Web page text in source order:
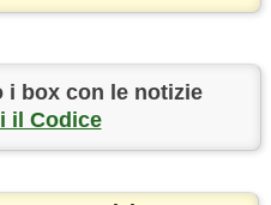
box con le notizie
il Codice